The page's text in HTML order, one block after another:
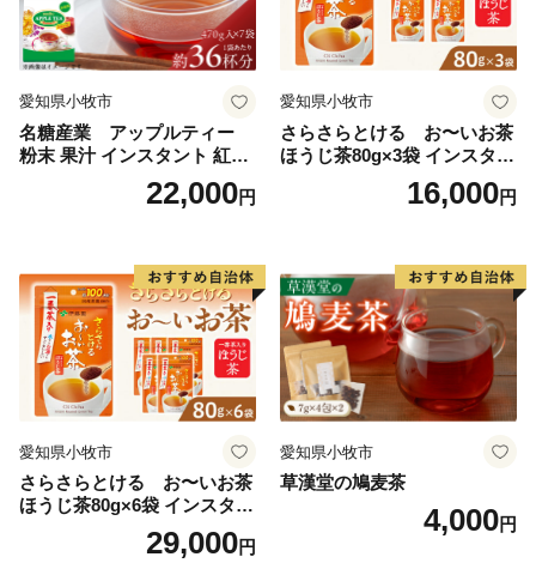
愛知県小牧市
名糖産業 アップルティー
粉末 果汁 インスタント 紅茶
ティー ビタミンC 袋 ロング
セラー 粉末飲料 粉末茶 簡単
22,000円
愛知県小牧市
さらさらとける お〜いお茶
ほうじ茶80g×3袋 インスタン
トほうじ茶 粉末ほうじ茶 粉
末茶 おーいお茶 粉末緑茶
16,000円
愛知県小牧市
さらさらとける お〜いお茶
ほうじ茶80g×6袋 インスタン
トほうじ茶 粉末ほうじ茶 粉
末茶 おーいお茶 粉末緑茶
29,000円
愛知県小牧市
草漢堂の鳩麦茶
4,000円